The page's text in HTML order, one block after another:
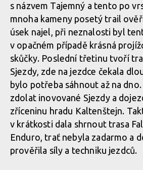
s názvem Tajemný a tento po
mnoha kameny posetý trail
úsek najel, při neznalosti byl
v opačném případě krásná
skůčky. Poslední třetinu tvoří
Sjezdy, zde na jezdce čekala
bylo potřeba sáhnout až na
zdolat inovované Sjezdy a
zříceninu hradu Kaltenštejn.
v krátkosti dala shrnout trasa
Enduro, trať nebyla zadarmo a
prověřila síly a techniku jezdců.